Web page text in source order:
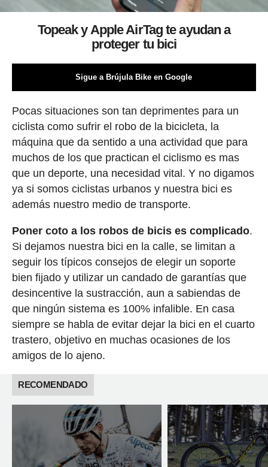
Topeak y Apple AirTag te ayudan a
proteger tu bici
Sigue a Brújula Bike en Google
Pocas situaciones son tan deprimentes para un
ciclista como sufrir el robo de la bicicleta, la
máquina que da sentido a una actividad que para
muchos de los que practican el ciclismo es mas
que un deporte, una necesidad vital. Y no digamos
ya si somos ciclistas urbanos y nuestra bici es
además nuestro medio de transporte.
Poner coto a los robos de bicis es complicado.
Si dejamos nuestra bici en la calle, se limitan a
seguir los típicos consejos de elegir un soporte
bien fijado y utilizar un candado de garantías que
desincentive la sustracción, aun a sabiendas de
que ningún sistema es 100% infalible. En casa
siempre se habla de evitar dejar la bici en el cuarto
trastero, objetivo en muchas ocasiones de los
amigos de lo ajeno.
RECOMENDADO